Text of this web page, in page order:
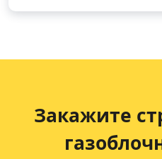
Закажите